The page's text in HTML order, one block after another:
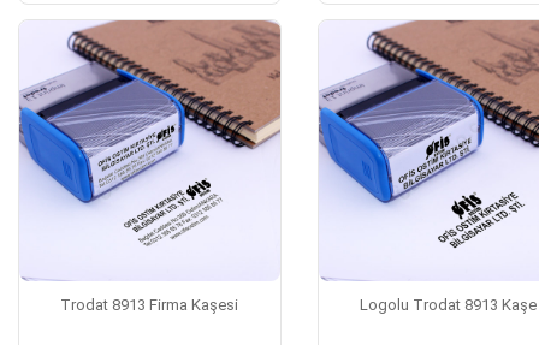
Trodat 8913 Firma Kaşesi Logolu Trodat 8913 Kaşe